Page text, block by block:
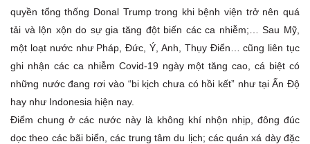
quyền tổng thống Donal Trump trong khi bệnh viện trở nên quá
tải và lộn xộn do sự gia tăng đột biến các ca nhiễm;… Sau Mỹ,
một loạt nước như Pháp, Đức, Ý, Anh, Thụy Điển… cũng liên tục
ghi nhận các ca nhiễm Covid-19 ngày một tăng cao, cá biệt có
những nước đang rơi vào “bi kịch chưa có hồi kết” như tại Ấn Độ
hay như Indonesia hiện nay.
Điểm chung ở các nước này là không khí nhộn nhịp, đông đúc
dọc theo các bãi biển, các trung tâm du lịch; các quán xá dày đặc